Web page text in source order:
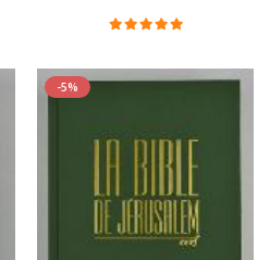
-5%